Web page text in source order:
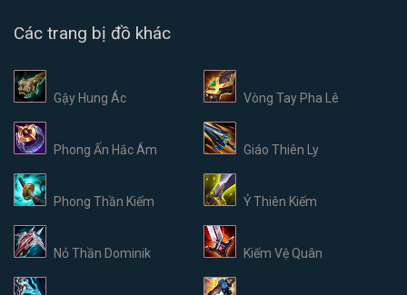
Các trang bị đồ khác
Gậy Hung Ác Vòng Tay Pha Lê
Phong Ấn Hắc Ám Giáo Thiên Ly
Phong Thần Kiếm Ỷ Thiên Kiếm
Nỏ Thần Dominik Kiếm Vệ Quân